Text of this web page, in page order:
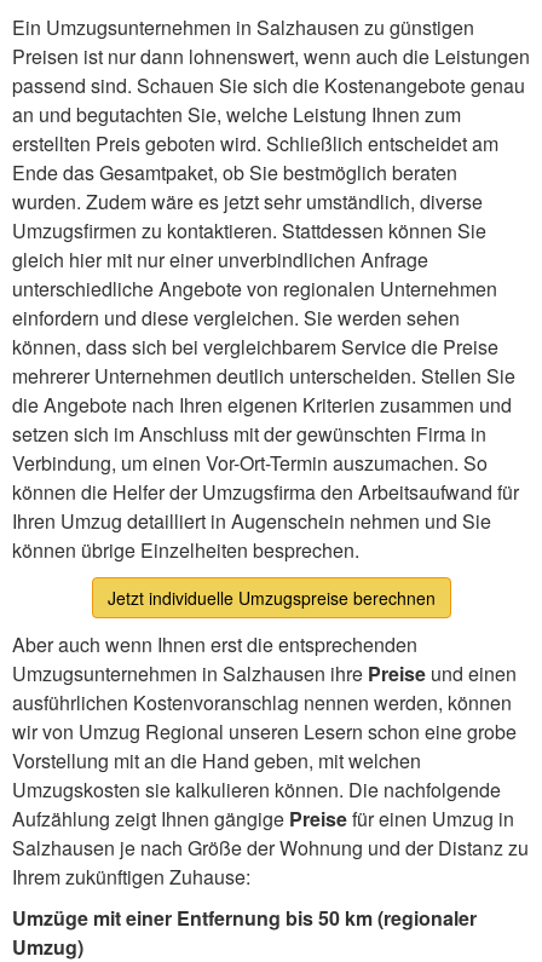
Ein Umzugsunternehmen in Salzhausen zu günstigen
Preisen ist nur dann lohnenswert, wenn auch die Leistungen
passend sind. Schauen Sie sich die Kostenangebote genau
an und begutachten Sie, welche Leistung Ihnen zum
erstellten Preis geboten wird. Schließlich entscheidet am
Ende das Gesamtpaket, ob Sie bestmöglich beraten
wurden. Zudem wäre es jetzt sehr umständlich, diverse
Umzugsfirmen zu kontaktieren. Stattdessen können Sie
gleich hier mit nur einer unverbindlichen Anfrage
unterschiedliche Angebote von regionalen Unternehmen
einfordern und diese vergleichen. Sie werden sehen
können, dass sich bei vergleichbarem Service die Preise
mehrerer Unternehmen deutlich unterscheiden. Stellen Sie
die Angebote nach Ihren eigenen Kriterien zusammen und
setzen sich im Anschluss mit der gewünschten Firma in
Verbindung, um einen Vor-Ort-Termin auszumachen. So
können die Helfer der Umzugsfirma den Arbeitsaufwand für
Ihren Umzug detailliert in Augenschein nehmen und Sie
können übrige Einzelheiten besprechen.
Jetzt individuelle Umzugspreise berechnen
Aber auch wenn Ihnen erst die entsprechenden
Umzugsunternehmen in Salzhausen ihre Preise und einen
ausführlichen Kostenvoranschlag nennen werden, können
wir von Umzug Regional unseren Lesern schon eine grobe
Vorstellung mit an die Hand geben, mit welchen
Umzugskosten sie kalkulieren können. Die nachfolgende
Aufzählung zeigt Ihnen gängige Preisefür einen Umzug in
Salzhausen je nach Größe der Wohnung und der Distanz zu
Ihrem zukünftigen Zuhause:
Umzüge mit einer Entfernung bis 50 km (regionaler
Umzug)